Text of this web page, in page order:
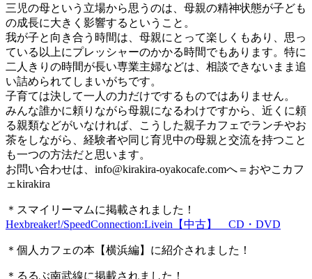
三児の母という立場から思うのは、母親の精神状態が子ども
の成長に大きく影響するということ。
我が子と向き合う時間は、母親にとって楽しくもあり、思っ
ている以上にプレッシャーのかかる時間でもあります。特に
二人きりの時間が長い専業主婦などは、相談できないまま追
い詰められてしまいがちです。
子育ては決して一人の力だけでするものではありません。
みんな誰かに頼りながら母親になるわけですから、近くに頼
る親類などがいなければ、こうした親子カフェでランチやお
茶をしながら、経験者や同じ育児中の母親と交流を持つこと
も一つの方法だと思います。
お問い合わせは、 info@kirakira-oyakocafe.comへ＝おやこカフ
ェkirakira
＊スマイリーマムに掲載されました！
Hexbreaker!/SpeedConnection:Livein【中古】 CD・DVD
＊個人カフェの本【横浜編】に紹介されました！
＊るるぶ南武線に掲載されました！